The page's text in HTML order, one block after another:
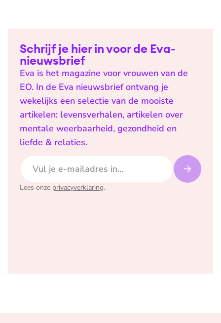
Schrijf je hier in voor de Eva-
nieuwsbrief
Eva is het magazine voor vrouwen van de
EO. In de Eva nieuwsbrief ontvang je
wekelijks een selectie van de mooiste
artikelen: levensverhalen, artikelen over
mentale weerbaarheid, gezondheid en
liefde & relaties.
Lees onze privacyverklaring.